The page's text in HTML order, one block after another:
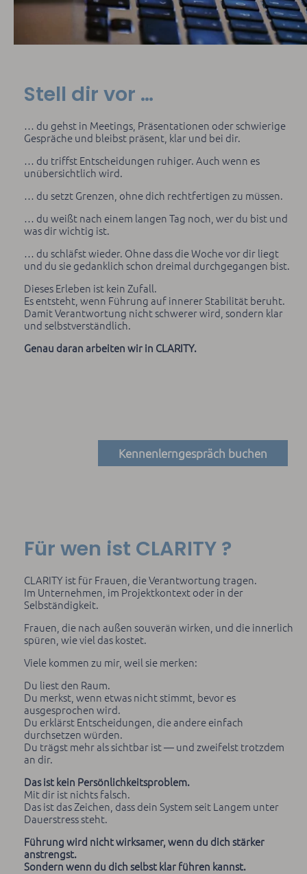
Stell dir vor …
… du gehst in Meetings, Präsentationen oder schwierige
Gespräche und bleibst präsent, klar und bei dir.
… du triffst Entscheidungen ruhiger. Auch wenn es
unübersichtlich wird.
… du setzt Grenzen, ohne dich rechtfertigen zu müssen.
… du weißt nach einem langen Tag noch, wer du bist und
was dir wichtig ist.
… du schläfst wieder. Ohne dass die Woche vor dir liegt
und du sie gedanklich schon dreimal durchgegangen bist.
Dieses Erleben ist kein Zufall.
Es entsteht, wenn Führung auf innerer Stabilität beruht.
Damit Verantwortung nicht schwerer wird, sondern klar
und selbstverständlich.
Genau daran arbeiten wir in CLARITY.
Kennenlerngespräch buchen
Für wen ist CLARITY ?
CLARITY ist für Frauen, die Verantwortung tragen.
Im Unternehmen, im Projektkontext oder in der
Selbständigkeit.
Frauen, die nach außen souverän wirken, und die innerlich
spüren, wie viel das kostet.
Viele kommen zu mir, weil sie merken:
Du liest den Raum.
Du merkst, wenn etwas nicht stimmt, bevor es
ausgesprochen wird.
Du erklärst Entscheidungen, die andere einfach
durchsetzen würden.
Du trägst mehr als sichtbar ist — und zweifelst trotzdem
an dir.
Das ist kein Persönlichkeitsproblem.
Mit dir ist nichts falsch.
Das ist das Zeichen, dass dein System seit Langem unter
Dauerstress steht.
Führung wird nicht wirksamer, wenn du dich stärker
anstrengst.
Sondern wenn du dich selbst klar führen kannst.